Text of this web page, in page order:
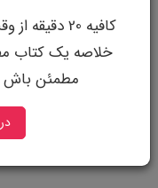
سارتر علاوه بر
درباره
واقعی برای مطرح
کافیه 20
خلاصه یک کتاب
مطمئن باش